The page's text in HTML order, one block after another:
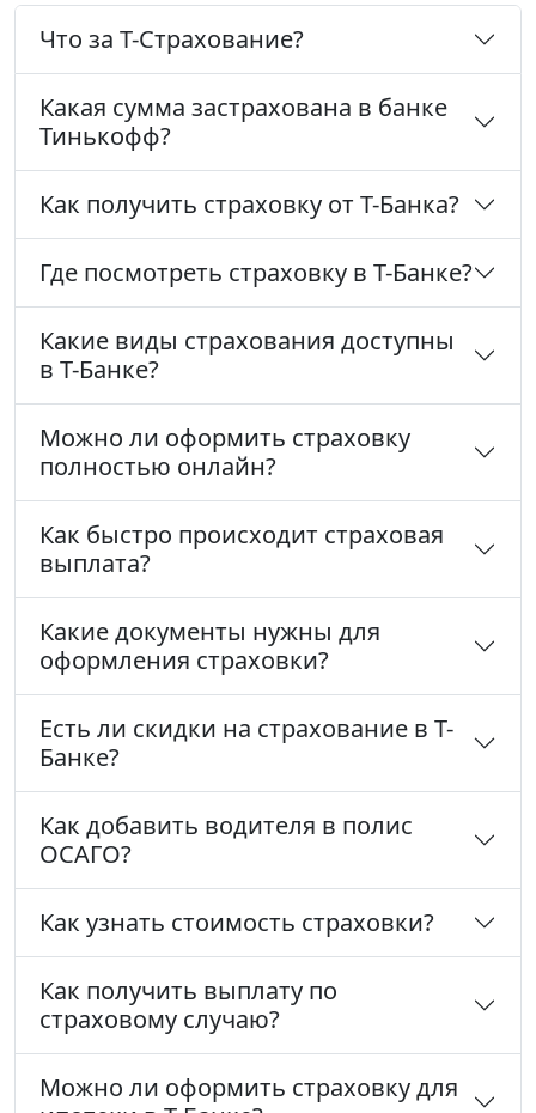
Что за Т-Страхование?
Какая сумма застрахована в банке
Тинькофф?
Как получить страховку от Т-Банка?
Где посмотреть страховку в Т-Банке?
Какие виды страхования доступны
в Т-Банке?
Можно ли оформить страховку
полностью онлайн?
Как быстро происходит страховая
выплата?
Какие документы нужны для
оформления страховки?
Есть ли скидки на страхование в Т-
Банке?
Как добавить водителя в полис
ОСАГО?
Как узнать стоимость страховки?
Как получить выплату по
страховому случаю?
Можно ли оформить страховку для